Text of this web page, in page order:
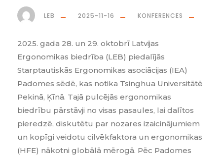
LEB 2025-11-16 KONFERENCES
2025. gada 28. un 29. oktobrī Latvijas
Ergonomikas biedrība (LEB) piedalījās
Starptautiskās Ergonomikas asociācijas (IEA)
Padomes sēdē, kas notika Tsinghua Universitātē
Pekinā, Ķīnā. Tajā pulcējās ergonomikas
biedrību pārstāvji no visas pasaules, lai dalītos
pieredzē, diskutētu par nozares izaicinājumiem
un kopīgi veidotu cilvēkfaktora un ergonomikas
(HFE) nākotni globālā mērogā. Pēc Padomes